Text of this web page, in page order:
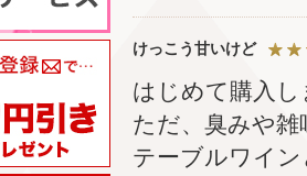
けっこう甘いけど
はじめて購入
ただ、臭みや
テーブルワイ